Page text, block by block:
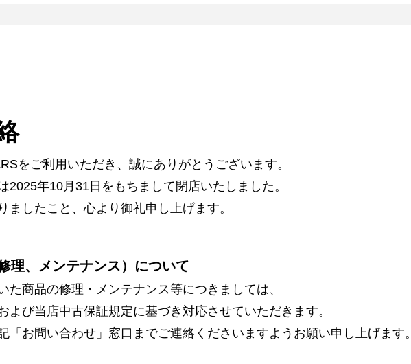
をご利用いただき、誠にありがとうございます。
2025年10月31日をもちまして閉店いたしました。
ましたこと、心より御礼申し上げます。
理、メンテナンス）について
た商品の修理・メンテナンス等につきましては、
よび当店中古保証規定に基づき対応させていただきます。
「お問い合わせ」窓口までご連絡くださいますようお願い申し上げます。